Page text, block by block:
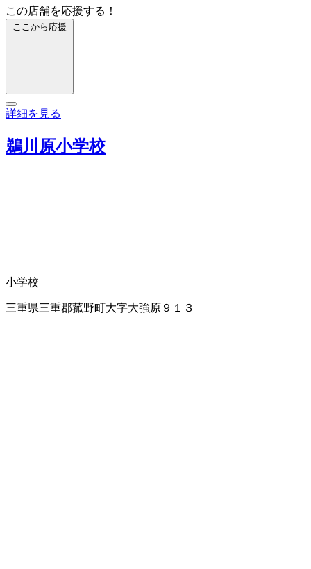
この店舗を応援する！
ここから応援
詳細を見る
鵜川原小学校
小学校
三重県三重郡菰野町大字大強原９１３